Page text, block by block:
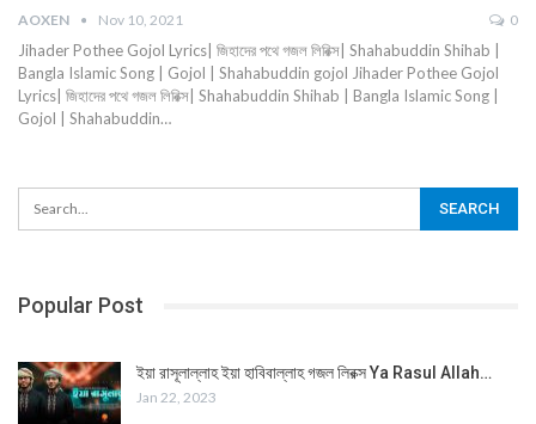
AOXEN Nov 10, 2021 0
Jihader Pothee Gojol Lyrics| জিহাদের পথে গজল লিরিক্স| Shahabuddin Shihab |
Bangla Islamic Song | Gojol | Shahabuddin gojol Jihader Pothee Gojol
Lyrics| জিহাদের পথে গজল লিরিক্স| Shahabuddin Shihab | Bangla Islamic Song |
Gojol | Shahabuddin…
Popular Post
ইয়া রাসূলাল্লাহ ইয়া হাবিবাল্লাহ গজল লিরক্স Ya Rasul Allah…
Jan 22, 2023